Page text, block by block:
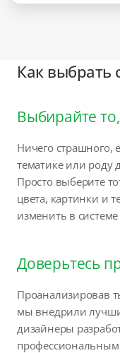
Как выбрать
Выбирайте
Ничего страшного,
тематике или роду
Просто выберите
цвета, картинки и
изменить в
Доверьтесь
Проанализировав
мы внедрили
дизайнеры